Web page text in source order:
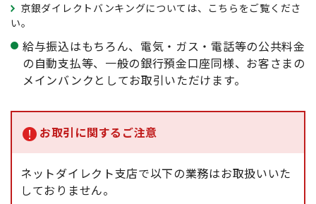
京銀ダイレクトバンキングについては、こちらをご覧くださ
い。
給与振込はもちろん、電気・ガス・電話等の公共料金
の自動支払等、一般の銀行預金口座同様、お客さまの
メインバンクとしてお取引いただけます。
お取引に関するご注意
ネットダイレクト支店で以下の業務はお取扱いいた
しておりません。